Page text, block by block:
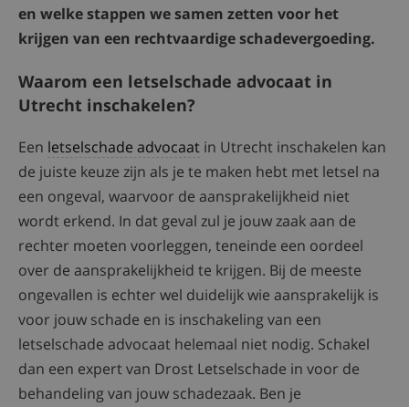
en welke stappen we samen zetten voor het
krijgen van een rechtvaardige schadevergoeding.
Waarom een letselschade advocaat in
Utrecht inschakelen?
Een letselschade advocaat in Utrecht inschakelen kan
de juiste keuze zijn als je te maken hebt met letsel na
een ongeval, waarvoor de aansprakelijkheid niet
wordt erkend. In dat geval zul je jouw zaak aan de
rechter moeten voorleggen, teneinde een oordeel
over de aansprakelijkheid te krijgen. Bij de meeste
ongevallen is echter wel duidelijk wie aansprakelijk is
voor jouw schade en is inschakeling van een
letselschade advocaat helemaal niet nodig. Schakel
dan een expert van Drost Letselschade in voor de
behandeling van jouw schadezaak. Ben je